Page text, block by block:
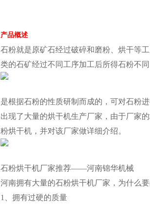
1 2 3
产品概述
石粉就是原矿石经过破碎和磨粉、烘干等
类的石矿经过不同工序加工后所得石粉不同
是根据石粉的性质研制而成的，可对石粉
出现了大量的烘干机生产厂家，由于厂家
粉烘干机，并对该厂家做详细介绍。
石粉烘干机厂家推荐——河南锦华机械
河南拥有大量的石粉烘干机厂家，为什么
1、拥有过硬的质量